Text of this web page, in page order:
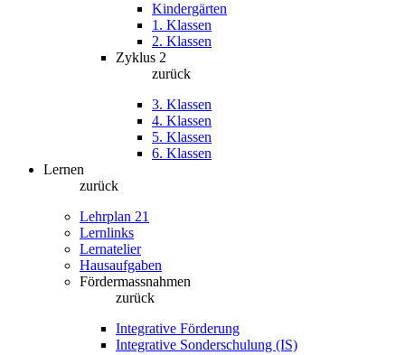
Kindergärten
1. Klassen
2. Klassen
Zyklus 2
zurück
3. Klassen
4. Klassen
5. Klassen
6. Klassen
Lernen
zurück
Lehrplan 21
Lernlinks
Lernatelier
Hausaufgaben
Fördermassnahmen
zurück
Integrative Förderung
Integrative Sonderschulung (IS)